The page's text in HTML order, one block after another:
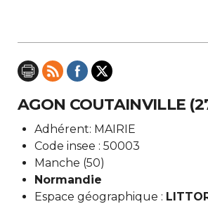
AGON COUTAINVILLE
Adhérent: MAIRIE
Code insee : 50003
Manche (50)
Normandie
Espace géographique :